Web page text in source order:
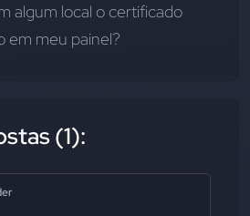
algum local o certificado
em meu painel?
(1):